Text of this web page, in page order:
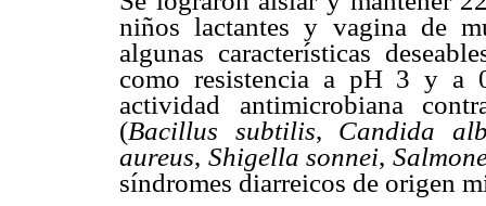
niños lactantes y vagina de
algunas características
como resistencia a pH 3 y a
actividad antimicrobiana
(Bacillus subtilis, Candida
aureus, Shigella sonnei,
síndromes diarreicos de origen